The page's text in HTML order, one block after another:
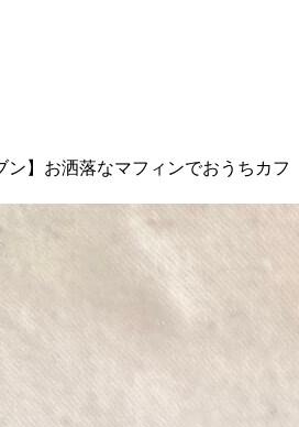
ン】お洒落なマフィンでおうちカフ